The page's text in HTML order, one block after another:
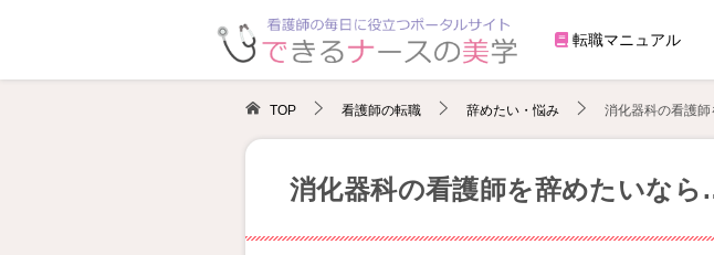
転職マニュアル
TOP 看護師の転職 辞めたい・悩み 消化器科の看護
消化器科の看護師を辞めたいな